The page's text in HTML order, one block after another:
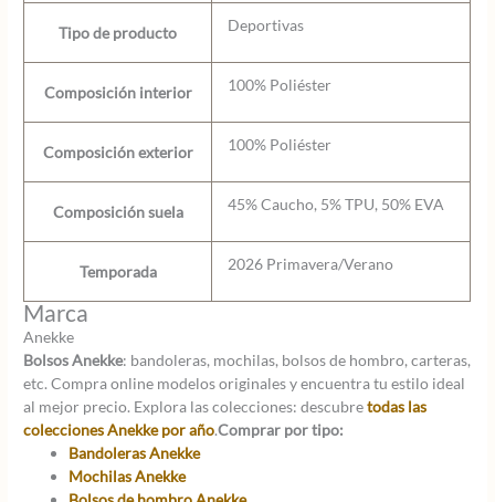
Tipo de producto Deportivas
Composición interior 100% Poliéster
Composición exterior 100% Poliéster
Composición suela 45% Caucho, 5% TPU, 50% EVA
Temporada 2026 Primavera/Verano
Marca
Anekke
Bolsos Anekke: bandoleras, mochilas, bolsos de hombro, carteras,
etc. Compra online modelos originales y encuentra tu estilo ideal
al mejor precio. Explora las colecciones: descubretodas las
colecciones Anekke por año.Comprar por tipo:
Bandoleras Anekke
Mochilas Anekke